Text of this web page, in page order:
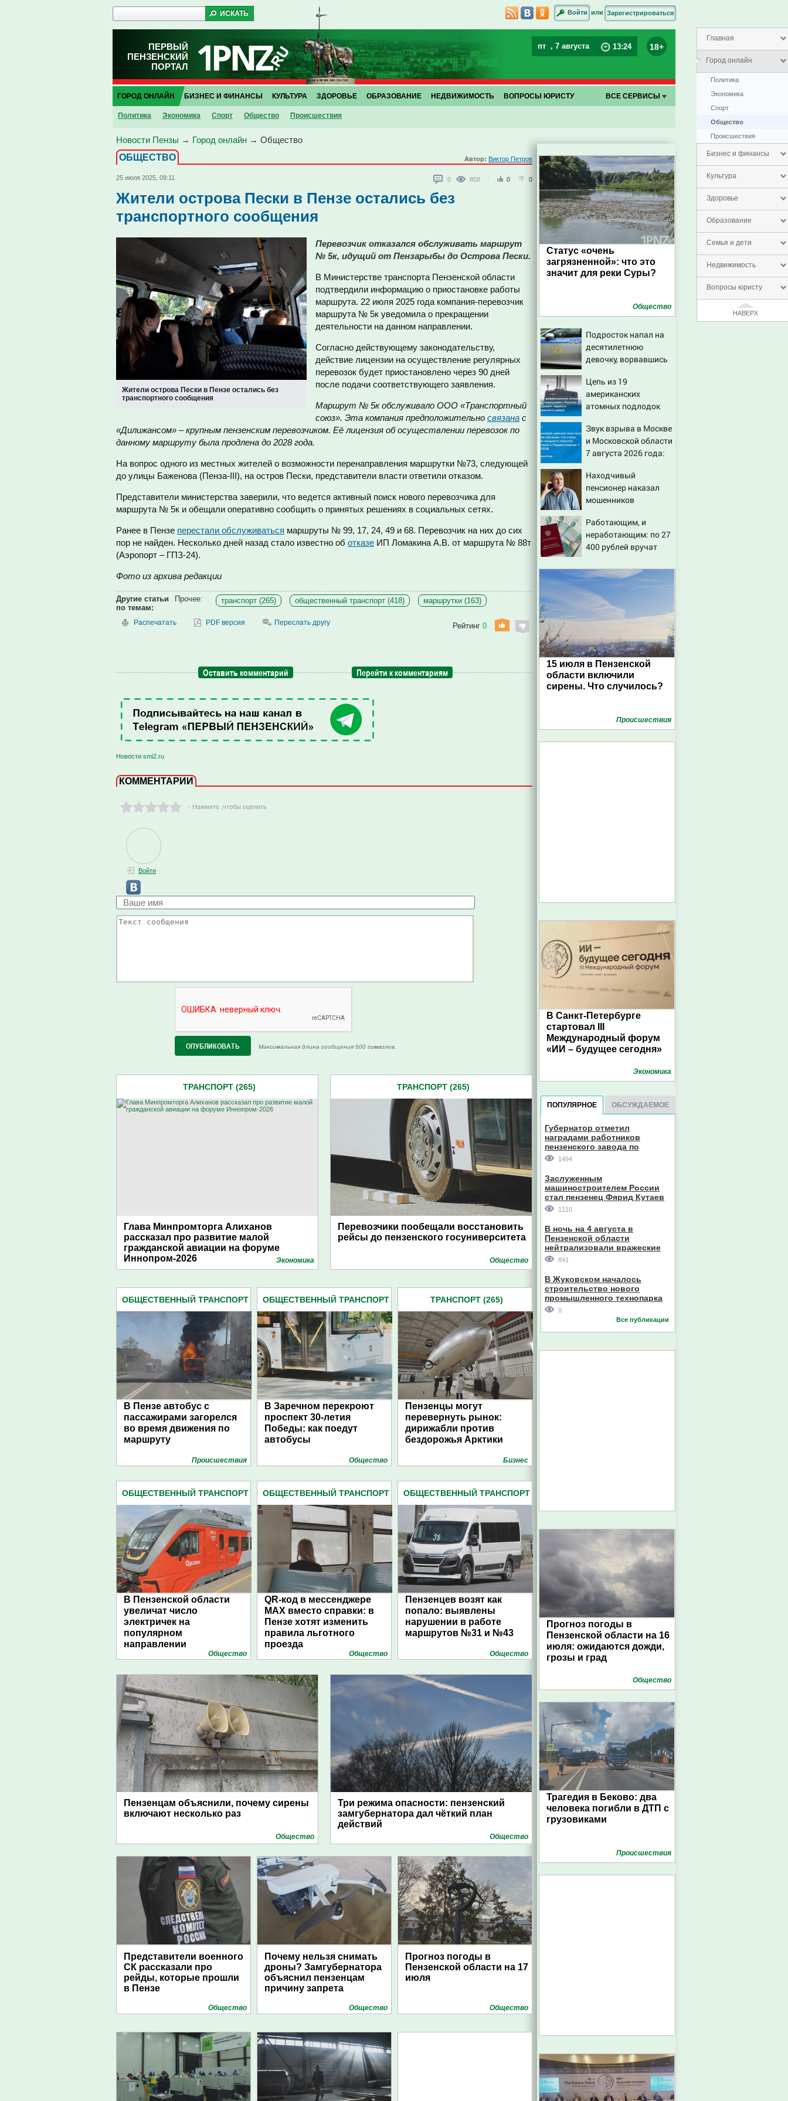
Главная
Город онлайн
Политика
Экономика
Спорт
Общество
Проиcшествия
Бизнес и финансы
Культура
Здоровье
Образование
Семья и дети
Недвижимость
Вопросы юристу
НАВЕРХ
Войти или Зарегистрироваться
ПЕРВЫЙ
ПЕНЗЕНСКИЙ
ПОРТАЛ
пт , 7 августа 13:24 18+
ГОРОД ОНЛАЙН
Политика Экономика Спорт Общество Проиcшествия
БИЗНЕС И ФИНАНСЫ КУЛЬТУРА ЗДОРОВЬЕ ОБРАЗОВАНИЕ НЕДВИЖИМОСТЬ ВОПРОСЫ ЮРИСТУ ВСЕ СЕРВИСЫ
Новости Пензы → Город онлайн → Общество
ОБЩЕСТВО
Автор: Виктор Петров
25 июля 2025, 09:11 0 858 0 0
Жители острова Пески в Пензе остались без
транспортного сообщения
Жители острова Пески в Пензе остались без
транспортного сообщения
Перевозчик отказался обслуживать маршрут
№ 5к, идущий от Пензарыбы до Острова Пески.
В Министерстве транспорта Пензенской области
подтвердили информацию о приостановке работы
маршрута. 22 июля 2025 года компания-перевозчик
маршрута № 5к уведомила о прекращении
деятельности на данном направлении.
Согласно действующему законодательству,
действие лицензии на осуществление регулярных
перевозок будет приостановлено через 90 дней
после подачи соответствующего заявления.
Маршрут № 5к обслуживало ООО «Транспортный
союз». Эта компания предположительно связана с
«Дилижансом» – крупным пензенским перевозчиком. Её лицензия об осуществлении перевозок по
данному маршруту была продлена до 2028 года.
На вопрос одного из местных жителей о возможности перенаправления маршрутки №73, следующей
до улицы Баженова (Пенза-III), на остров Пески, представители власти ответили отказом.
Представители министерства заверили, что ведется активный поиск нового перевозчика для
маршрута № 5к и обещали оперативно сообщить о принятых решениях в социальных сетях.
Ранее в Пензе перестали обслуживаться маршруты № 99, 17, 24, 49 и 68. Перевозчик на них до сих
пор не найден. Несколько дней назад стало известно об отказе ИП Ломакина А.В. от маршрута № 88т
(Аэропорт – ГПЗ-24).
Фото из архива редакции
Другие статьи
по темам:
Прочее: транспорт (265) общественный транспорт (418) маршрутки (163)
Распечатать PDF версия Переслать другу Рейтинг 0
Оставить комментарий Перейти к комментариям
Новости smi2.ru
КОММЕНТАРИИ
- Нажмите ,чтобы оценить
Войти
Максимальная длина сообщения 600 символов.
ТРАНСПОРТ (265)
Глава Минпромторга Алиханов
рассказал про развитие малой
гражданской авиации на форуме
Иннопром-2026
Экономика
ТРАНСПОРТ (265)
Перевозчики пообещали восстановить
рейсы до пензенского госуниверситета
Общество
ОБЩЕСТВЕННЫЙ ТРАНСПОРТ
В Пензе автобус с
пассажирами загорелся
во время движения по
маршруту
Проиcшествия
ОБЩЕСТВЕННЫЙ ТРАНСПОРТ
В Заречном перекроют
проспект 30-летия
Победы: как поедут
автобусы
Общество
ТРАНСПОРТ (265)
Пензенцы могут
перевернуть рынок:
дирижабли против
бездорожья Арктики
Бизнес
ОБЩЕСТВЕННЫЙ ТРАНСПОРТ
В Пензенской области
увеличат число
электричек на
популярном
направлении
Общество
ОБЩЕСТВЕННЫЙ ТРАНСПОРТ
QR-код в мессенджере
МАХ вместо справки: в
Пензе хотят изменить
правила льготного
проезда
Общество
ОБЩЕСТВЕННЫЙ ТРАНСПОРТ
Пензенцев возят как
попало: выявлены
нарушении в работе
маршрутов №31 и №43
Общество
Пензенцам объяснили, почему сирены
включают несколько раз
Общество
Три режима опасности: пензенский
замгубернатора дал чёткий план
действий
Общество
Представители военного
СК рассказали про
рейды, которые прошли
в Пензе
Общество
Почему нельзя снимать
дроны? Замгубернатора
объяснил пензенцам
причину запрета
Общество
Прогноз погоды в
Пензенской области на 17
июля
Общество
Статус «очень
загрязненной»: что это
значит для реки Суры?
Общество
Подросток напал на
десятилетнюю
девочку, ворвавшись
Цепь из 19
американских
атомных подлодок
Китай: это инструмент
первого
массированного
Звук взрыва в Москве
и Московской области
7 августа 2026 года:
откуда был громкий
хлопок
Находчивый
пенсионер наказал
мошенников
способом
Работающим, и
неработающим: по 27
400 рублей вручат
сентябре -
PrimaMedia.ru
15 июля в Пензенской
области включили
сирены. Что случилось?
Проиcшествия
В Санкт-Петербурге
стартовал III
Международный форум
«ИИ – будущее сегодня»
Экономика
ПОПУЛЯРНОЕ ОБСУЖДАЕМОЕ
Губернатор отметил
наградами работников
пензенского завода по
производству станков
1494
Заслуженным
машиностроителем России
стал пензенец Фярид Кутаев
1110
В ночь на 4 августа в
Пензенской области
нейтрализовали вражеские
дроны
841
В Жуковском началось
строительство нового
промышленного технопарка
0
Все публикации
Прогноз погоды в
Пензенской области на 16
июля: ожидаются дожди,
грозы и град
Общество
Трагедия в Беково: два
человека погибли в ДТП с
грузовиками
Проиcшествия